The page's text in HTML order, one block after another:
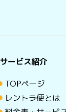
サービス紹介
TOPページ
レントラ便とは